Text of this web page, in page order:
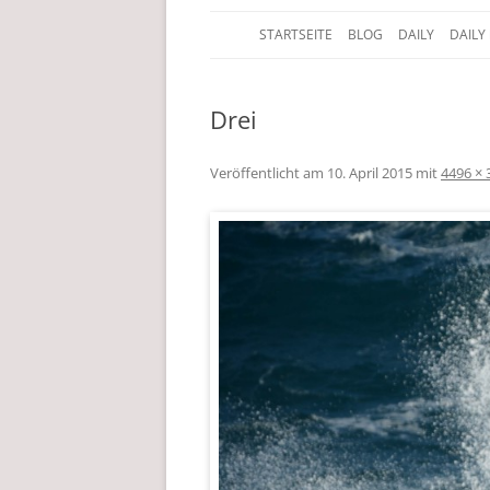
Paettkes News
Der Edelfedern
STARTSEITE BLOG DAILY DAILY
Drei
Veröffentlicht am 10. April 2015 mit4496 ×